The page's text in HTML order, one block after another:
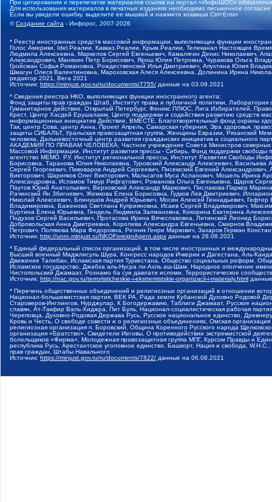
При цитировании и перепечатке материалов ссылка на портал «ИнфоШОС»
Для использования материалов в печатных изданиях необходимо письменное
Если вы увидели ошибку, выделите ее мышкой и нажмите клавиши Ctrl+Enter
©Создание сайта - Инфорос, 2007-2026
* Реестр иностранных средств массовой информации, выполняющих функции
Голос Америки, Idel.Реалии, Кавказ.Реалии, Крым.Реалии, Телеканал Настоящее
Людмила Алексеевна, Маркелов Сергей Евгеньевич, Камалягин Денис Николаевич,
Александрович, Маняхин Петр Борисович, Ярош Юлия Петровна, Чуракова Ольга
Гройсман Софья Романовна, Рождественский Илья Дмитриевич, Апухтина Юлия
Шмагун Олеся Валентиновна, Мароховская Алеся Алексеевна, Долинина Ирина
редактор 2021, Вега 2021
Источник: https://minjust.gov.ru/ru/documents/7755/ данные на 03.09.2021
* Сведения реестра НКО, выполняющих функции иностранного агента:
Фонд защиты прав граждан Штаб, Институт права и публичной политики,
Гуманитарное действие, Открытый Петербург, Феникс ПЛЮС, Лига Избирателей,
Крест, Центр Хасдей Ерушалаим, Центр поддержки и содействия развитию средств
информационных инициатив Действие, ВМЕСТЕ, Благотворительный фонд охраны
Так, центр Сова, центр Анна, Проект Апрель, Самарская губерния, Эра здоровья,
защиты СИБАЛЬТ, Уральская правозащитная группа, Женщины Евразии, Рязанский
человека, Дальневосточный центр развития гражданских инициатив и социального
АКАДЕМИЯ ПО ПРАВАМ ЧЕЛОВЕКА, Частное учреждение Совета Министров северных
Массовой Информации, Институт развития прессы - Сибирь, Фонд поддержки
агентство МЕМО. РУ, Институт региональной прессы, Институт Развития Свободы
Борисовна, Таранова Юлия Николаевна, Туровский Александр Алексеевич,
Сергей Георгиевич, Пивоваров Андрей Сергеевич, Писемский Евгений
Викторович, Шарипков Олег Викторович, Мальсагов Муса Асланович, Мошель Ирина
Александровна, Исламов Тимур Рифгатович, Романова Ольга Евгеньевна, Щаров
Паутов Юрий Анатольевич, Верховский Александр Маркович, Пислакова-Паркер
Рачинский Ян Збигневич, Жемкова Елена Борисовна, Гудков Лев Дмитриевич,
Николай Алексеевич, Блинушов Андрей Юрьевич, Мосин Алексей Геннадьевич,
Владимировна, Баженова Светлана Куприяновна, Исаев Сергей Владимирович,
Буртина Елена Юрьевна, Гендель Людмила Залмановна, Кокорина Екатерина
Подузов Сергей Васильевич, Протасова Ирина Вячеславовна, Литинский Леонид
Добровольская Анна Дмитриевна, Королева Александра Евгеньевна, Смирнов
Петрович, Полякова Мара Федоровна, Резник Генри Маркович, Захаров Герман
Источник: http://unro.minjust.ru/NKOForeignAgent.aspx данные на 28.08.2021
* Единый федеральный список организаций, в том числе иностранных и
Высший военный Маджлисуль Шура, Конгресс народов Ичкерии и Дагестана, Аль-
Движение Талибан, Исламская партия Туркестана, Общество социальных реформ,
Исламское государство, Джабха аль-Нусра ли-Ахль аш-Шам, Народное ополчение
Чистопольский Джамаат, Рохнамо ба суи давлати исломи, Террористическое
Источник: http://nac.gov.ru/terroristicheskie-i-ekstremistskie-organizacii-i-materialy.html
* Перечень общественных объединений и религиозных организаций в отношении
Национал-большевистская партия, ВЕК РА, Рада земли Кубанской Духовно Родовой
Староверов-Инглингов, Нурджулар, К Богодержавию, Таблиги Джамаат, Русское
славян, Ат-Такфир Валь-Хиджра, Пит Буль, Национал-социалистическая рабочая
Череповца, Духовно-Родовая Держава Русь, Русское национальное единство,
Кровь и Честь, О свободе совести и о религиозных объединениях, Омская
религиозная организация п. Боровский, Община Коренного Русского народа
организация «Братство», Свидетели Иеговы, О противодействии экстремистской
болельщиков «Фирма», Молодежная правозащитная группа МПГ, Курсом Правды и
республика Русь, Арестантское уголовное единство, Башкорт, Нация и свобода,
прав граждан, Штабы Навального
Источник: https://minjust.gov.ru/ru/documents/7822/ данные на 06.08.2021